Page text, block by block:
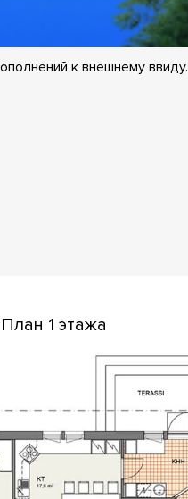
к внешнему ввиду.
План 1 этажа